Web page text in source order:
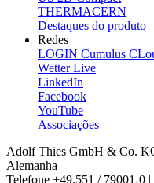
THERMACERN
Destaques do produto
Redes
LOGIN Cumulus
Wetter Live
LinkedIn
Facebook
YouTube
Associações
Adolf Thies GmbH & Co.
Alemanha
Telefone +49.551 /­ 79001-0 |